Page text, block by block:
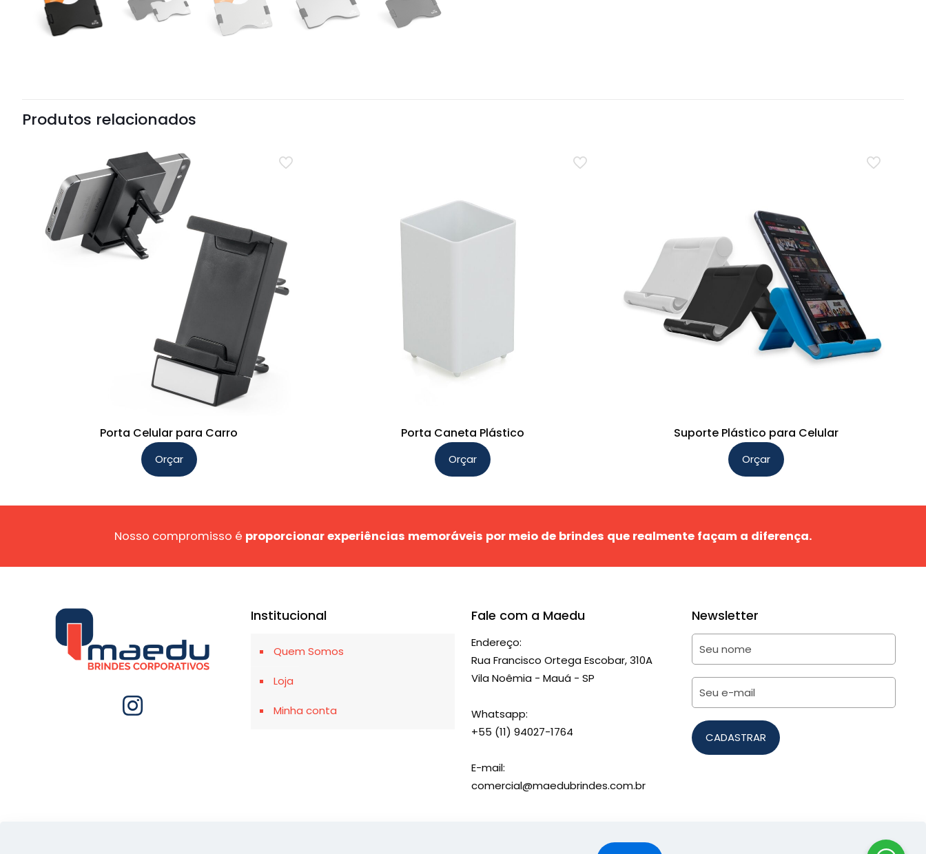
Produtos relacionados
Porta Celular para Carro
Orçar
Porta Caneta Plástico
Orçar
Este
tem
variantes.
Suporte Plástico para Celular
Orçar
Nosso compromisso é proporcionar experiências memoráveis por meio de brindes que realmente façam a diferença.
Institucional
Quem Somos
Loja
Minha conta
Fale com a Maedu
Endereço:
Rua Francisco Ortega Escobar, 310A
Vila Noêmia - Mauá - SP
Whatsapp:
+55 (11) 94027-1764
E-mail:
comercial@maedubrindes.com.br
Newsletter